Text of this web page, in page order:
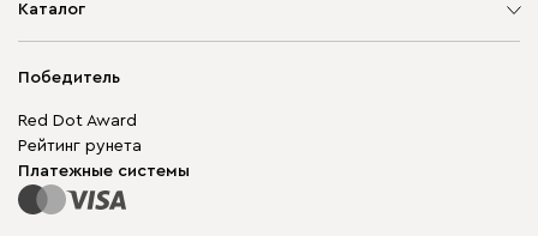
О компании
Гарантия
Для бизнеса
Карта сайта
Каталог
Корпусная мебель
Модульная мебель
Столы и стулья
Победитель
Red Dot Award
Рейтинг рунета
Платежные системы